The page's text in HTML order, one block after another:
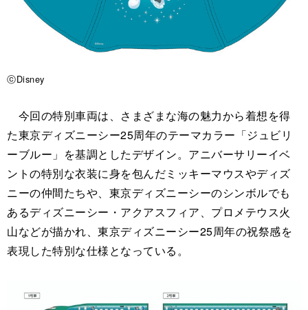
ⓒDisney
今回の特別車両は、さまざまな海の魅力から着想を得
た東京ディズニーシー25周年のテーマカラー「ジュビリ
ーブルー」を基調としたデザイン。アニバーサリーイベ
ントの特別な衣装に身を包んだミッキーマウスやディズ
ニーの仲間たちや、東京ディズニーシーのシンボルでも
あるディズニーシー・アクアスフィア、プロメテウス火
山などが描かれ、東京ディズニーシー25周年の祝祭感を
表現した特別な仕様となっている。